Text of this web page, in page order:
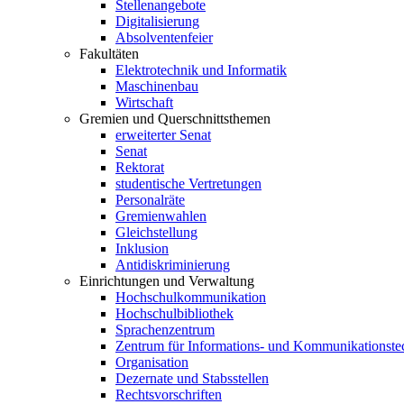
Stellenangebote
Digitalisierung
Absolventenfeier
Fakultäten
Elektrotechnik und Informatik
Maschinenbau
Wirtschaft
Gremien und Querschnittsthemen
erweiterter Senat
Senat
Rektorat
studentische Vertretungen
Personalräte
Gremienwahlen
Gleichstellung
Inklusion
Antidiskriminierung
Einrichtungen und Verwaltung
Hochschulkommunikation
Hochschulbibliothek
Sprachenzentrum
Zentrum für Informations- und
Organisation
Dezernate und Stabsstellen
Rechtsvorschriften